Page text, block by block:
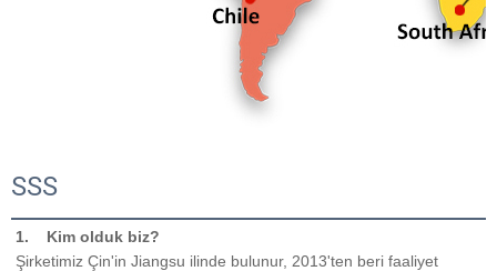
SSS
1. Kim olduk biz?
Şirketimiz Çin'in Jiangsu ilinde bulunur, 2013'ten beri faaliyet